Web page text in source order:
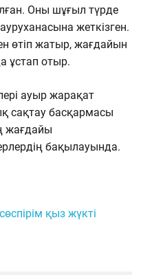
Оны шұғыл түрде
жеткізген.
өтіп жатыр, жағдайын
ұстап отыр.
ауыр жарақат
сақтау басқармасы
жағдайы
бақылауында.
қыз жүкті